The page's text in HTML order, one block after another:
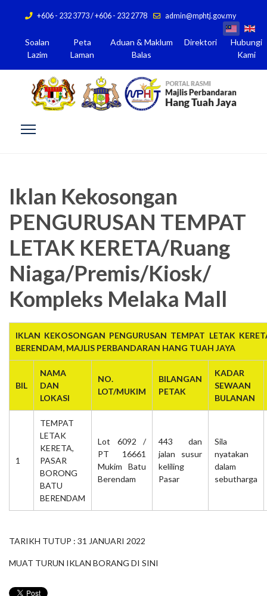
+606 - 232 3773 / +606 - 232 2778 admin@mphtj.gov.my
Soalan
Lazim
Peta
Laman
Aduan & Maklum
Balas
Direktori
Hubungi
Kami
Iklan Kekosongan
PENGURUSAN TEMPAT
LETAK KERETA/Ruang
Niaga/Premis/Kiosk/
Kompleks Melaka Mall
IKLAN KEKOSONGAN PENGURUSAN TEMPAT LETAK
BERENDAM, MAJLIS PERBANDARAN HANG TUAH JAYA
BIL
NAMA
DAN
LOKASI
NO.
LOT/MUKIM
BILANGAN
PETAK
KADAR
SEWAAN
BULANAN
1
TEMPAT
LETAK
KERETA,
PASAR
BORONG
BATU
BERENDAM
Lot 6092 /
PT 16661
Mukim Batu
Berendam
443 dan
jalan susur
keliling
Pasar
Sila
nyatakan
dalam
sebutharga
TARIKH TUTUP : 31 JANUARI 2022
MUAT TURUN IKLAN BORANG DI SINI